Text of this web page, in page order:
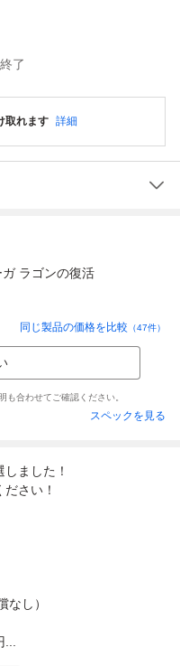
終了
取れます 詳細
ガ ラゴンの復活
同じ製品の価格を比較 （47件）
も合わせてご確認ください。
スペックを見る
ました！
さい！
なし）